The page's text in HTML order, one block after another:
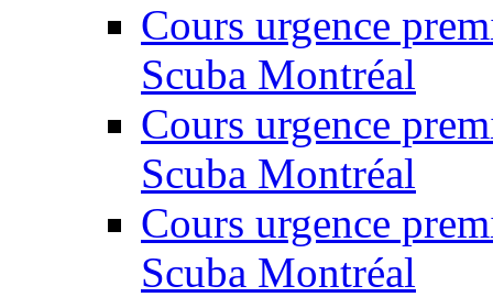
Cours urgence
Scuba Montréal
Cours urgence
Scuba Montréal
Cours urgence
Scuba Montréal